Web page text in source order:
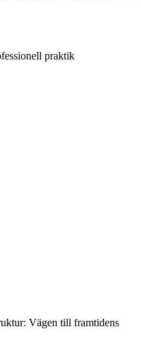
praktik
Vägen till framtidens